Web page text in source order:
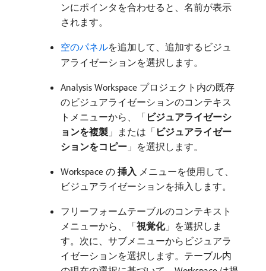
ンにポインタを合わせると、名前が表示
されます。
空のパネルを追加して、追加するビジュ
アライゼーションを選択します。
Analysis Workspace プロジェクト内の既存
のビジュアライゼーションのコンテキス
トメニューから、「 ビジュアライゼーシ
ョンを複製 」または「 ビジュアライゼー
ションをコピー 」を選択します。
Workspace の​ 挿入 ​メニューを使用して、
ビジュアライゼーションを挿入します。
フリーフォームテーブルのコンテキスト
メニューから、「視覚化」を選択しま
す。次に、サブメニューからビジュアラ
イゼーションを選択します。テーブル内